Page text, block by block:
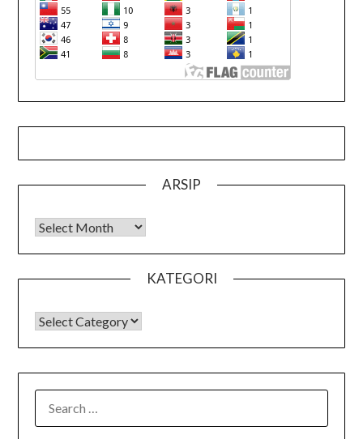
ARSIP
Arsip
KATEGORI
KATEGORI
FOR: